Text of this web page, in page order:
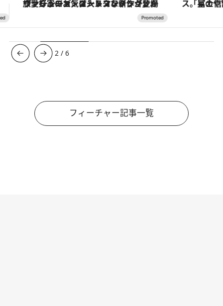
「星のや富士」でデジタルデトックス。冨士信仰の歴史を辿り、心身を調える。 【銀座で出合う最旬美容】美髪ケアや上質
3 /6
フィーチャー記事一覧